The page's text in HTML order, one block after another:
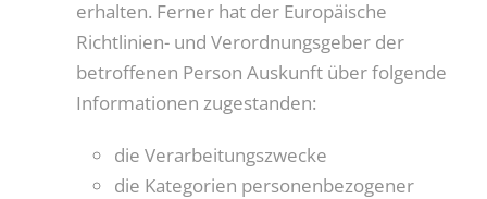
erhalten. Ferner hat der Europäische
Richtlinien- und Verordnungsgeber der
betroffenen Person Auskunft über folgende
Informationen zugestanden:
die Verarbeitungszwecke
die Kategorien personenbezogener